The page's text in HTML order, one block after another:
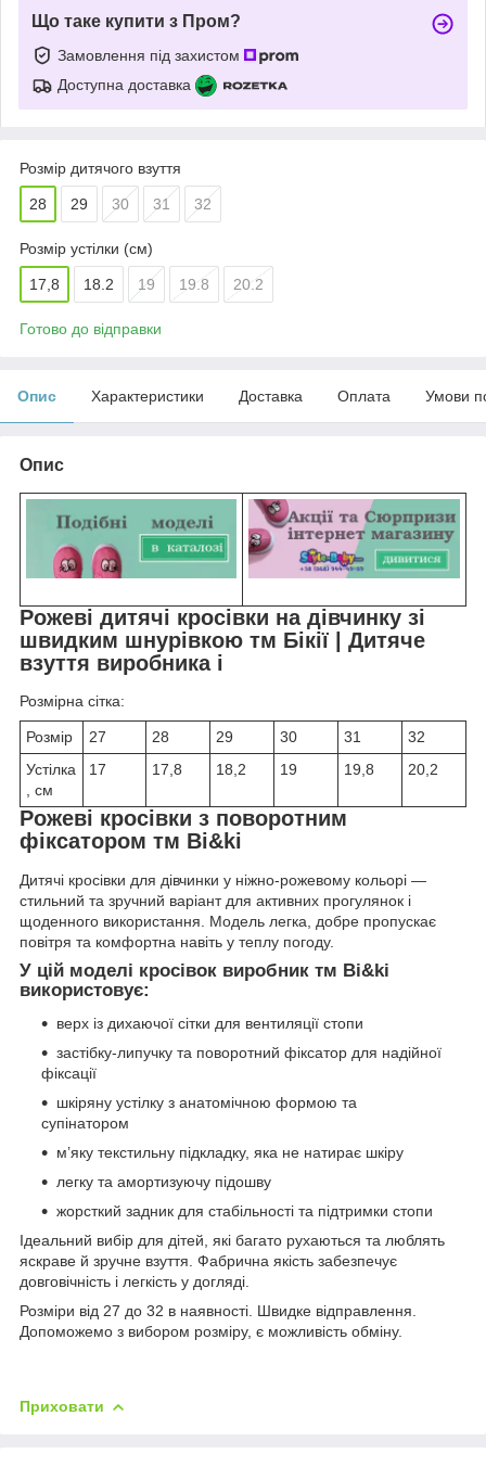
Що таке купити з Пром?
Замовлення під захистом
Доступна доставка
Розмір дитячого взуття
28 29 30 31 32
Розмір устілки (см)
17,8 18.2 19 19.8 20.2
Готово до відправки
Опис Характеристики Доставка Оплата Умови
Опис
Рожеві дитячі кросівки на дівчинку зі
швидким шнурівкою тм Бікії | Дитяче
взуття виробника i
Розмірна сітка:
Розмір 27 28 29 30 31
32
Устілка
, см
17 17,8 18,2 19 19,8 20,2
Рожеві кросівки з поворотним
фіксатором тм Bi&ki
Дитячі кросівки для дівчинки у ніжно-рожевому кольорі —
стильний та зручний варіант для активних прогулянок і
щоденного використання. Модель легка, добре пропускає
повітря та комфортна навіть у теплу погоду.
У цій моделі кросівок виробник тм Bi&ki
використовує:
верх із дихаючої сітки для вентиляції стопи
застібку-липучку та поворотний фіксатор для надійної
фіксації
шкіряну устілку з анатомічною формою та
супінатором
м’яку текстильну підкладку, яка не натирає шкіру
легку та амортизуючу підошву
жорсткий задник для стабільності та підтримки стопи
Ідеальний вибір для дітей, які багато рухаються та люблять
яскраве й зручне взуття. Фабрична якість забезпечує
довговічність і легкість у догляді.
Розміри від 27 до 32 в наявності. Швидке відправлення.
Допоможемо з вибором розміру, є можливість обміну.
Приховати